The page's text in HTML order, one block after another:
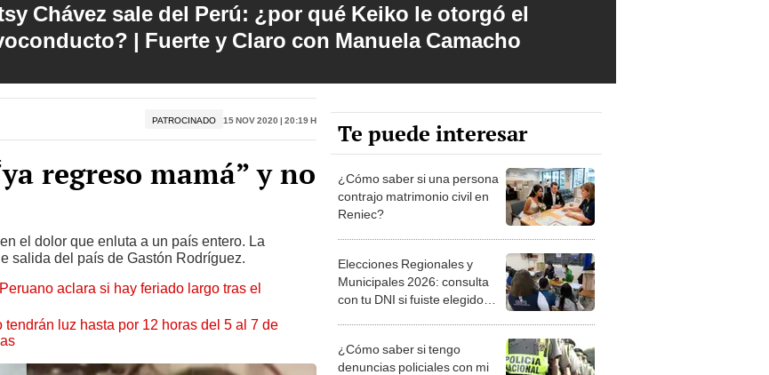
Chávez sale del Perú: ¿por qué Keiko le otorgó el
| Fuerte y Claro con Manuela Camacho
PATROCINADO 15 Nov 2020 | 20:19 h
regreso mamá” y no
el dolor que enluta a un país entero. La
salida del país de Gastón Rodríguez.
aclara si hay feriado largo tras el
luz hasta por 12 horas del 5 al 7 de
Te puede interesar
¿Cómo saber si una persona
contrajo matrimonio civil en
Reniec?
Elecciones Regionales y
Municipales 2026: consulta
con tu DNI si fuiste elegido
la ONPE
¿Cómo saber si tengo
denuncias policiales con mi